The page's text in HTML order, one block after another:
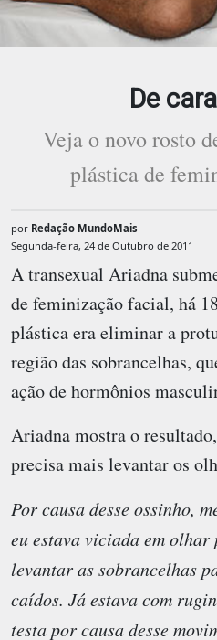
De
Veja o novo rosto
plástica de
por Redação MundoMais
Segunda-feira, 24 de Outubro de 2011
A transexual Ariadna
de feminização facial, há
plástica era eliminar a
região das sobrancelhas,
ação de hormônios
Ariadna mostra o
precisa mais levantar os
Por causa desse ossinho,
eu estava viciada em olhar
levantar as sobrancelhas
caídos. Já estava com
testa por causa desse